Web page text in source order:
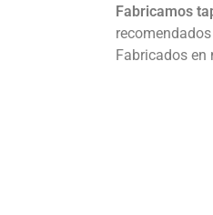
Fabricamos
Fabricados en